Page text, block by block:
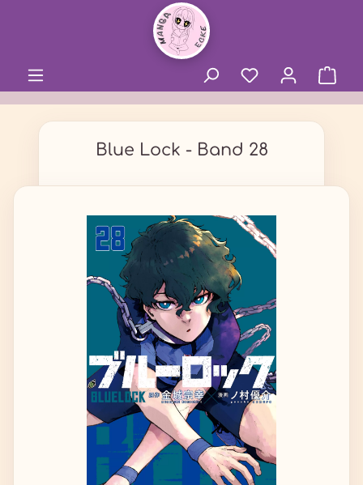
Blue Lock - Band 28
Bildergalerie überspringen